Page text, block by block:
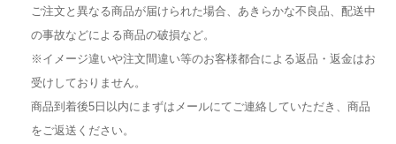
ご注文と異なる商品が届けられた場合、あきらかな不良品、配送中
の事故などによる商品の破損など。
※イメージ違いや注文間違い等のお客様都合による返品・返金はお
受けしておりません。
商品到着後5日以内にまずはメールにてご連絡していただき、商品
をご返送ください。